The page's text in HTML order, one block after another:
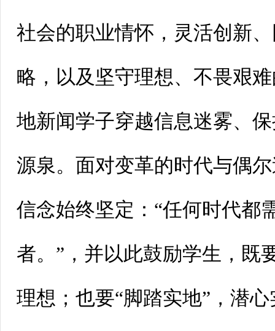
社会的职业情怀，灵活创新
略，以及坚守理想、不畏艰
地新闻学子穿越信息迷雾、
源泉。面对变革的时代与偶
信念始终坚定：“任何时代都
者。”，并以此鼓励学生，既
理想；也要“脚踏实地”，潜